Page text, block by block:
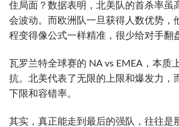
住局面？数据表明，北美队的首杀率虽
会波动。而欧洲队一旦获得人数优势，
程变得像公式一样精准，很少给对手翻
瓦罗兰特全球赛的 NA vs EMEA，本质
抗。北美代表了无限的上限和爆发力，
下限和容错率。
其实，真正能走到最后的强队，往往是